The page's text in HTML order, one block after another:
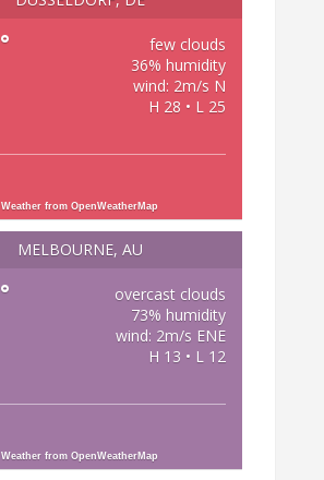
°
few clouds
36% humidity
wind: 2m/s N
H 28 • L 25
Weather from OpenWeatherMap
MELBOURNE, AU
°
overcast clouds
73% humidity
wind: 2m/s ENE
H 13 • L 12
Weather from OpenWeatherMap